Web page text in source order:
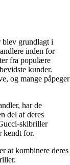
blev grundlagt i
inden for
fra populære
kunder.
og mange påpeger
har de
del af deres
skibriller
kendt for.
at kombinere deres